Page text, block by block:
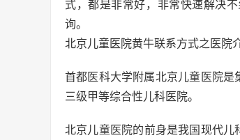
式，都是非常好，非常快速解决
询。
北京儿童医院黄牛联系方式之医院
首都医科大学附属北京儿童医院
三级甲等综合性儿科医院。
北京儿童医院的前身是我国现代儿